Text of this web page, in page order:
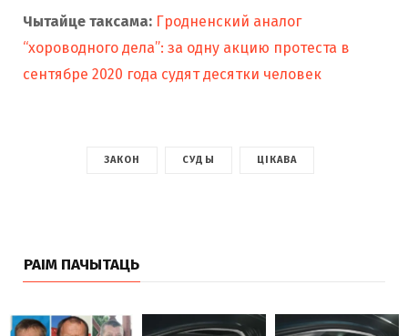
Чытайце таксама: Гродненский аналог
“хороводного дела”: за одну акцию протеста в
сентябре 2020 года судят десятки человек
ЗАКОН СУДЫ ЦІКАВА
РАІМ ПАЧЫТАЦЬ